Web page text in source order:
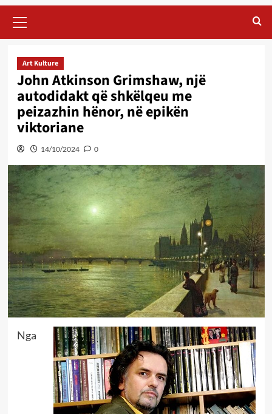
Menu
Art Kulture
John Atkinson Grimshaw, një
autodidakt që shkëlqeu me
peizazhin hënor, në epikën
viktoriane
14/10/2024 0
Nga